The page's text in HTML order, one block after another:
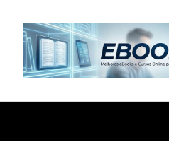
para
conteúdo